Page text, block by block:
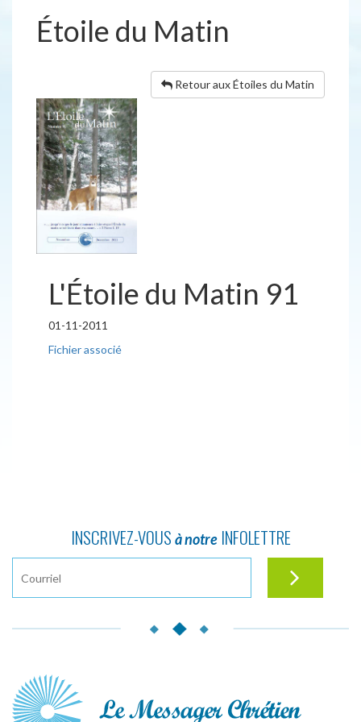
Étoile du Matin
Retour aux Étoiles du Matin
L'Étoile du Matin 91
01-11-2011
Fichier associé
INSCRIVEZ-VOUS à notreINFOLETTRE